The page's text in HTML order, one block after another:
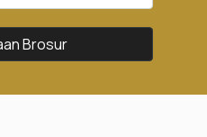
Brosur